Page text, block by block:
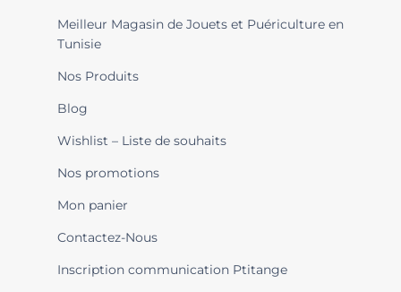
Meilleur Magasin de Jouets et Puériculture en
Tunisie
Nos Produits
Blog
Wishlist – Liste de souhaits
Nos promotions
Mon panier
Contactez-Nous
Inscription communication Ptitange